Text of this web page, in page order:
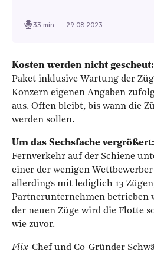
33 min. 29.08.2023
Kosten werden nicht gescheut:
Paket inklusive Wartung der
Konzern eigenen Angaben
aus. Offen bleibt, bis wann die
werden sollen.
Um das Sechsfache vergrößert:
Fernverkehr auf der Schiene
einer der wenigen
allerdings mit lediglich 13
Partnerunternehmen betrieben
der neuen Züge wird die Flotte
wie zuvor.
Flix-Chef und Co-Gründer